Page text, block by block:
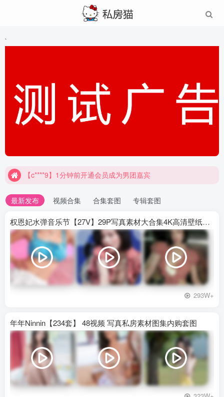
`
【c****9】1分钟前开通会员成为男团嘉宾
最新发布 视频合集 合集套图 专辑套图
权恩妃水弹音乐节【27V】29P写真素材大合集4K高清壁纸照片素材
293W+
年年Ninnin【234套】 48视频 写真私房素材图集内购套图